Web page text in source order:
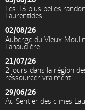
Les 13 plus belles
Laurentides
02/08/26
Auberge du Vieux-
Lanaudière
21/07/26
2 jours dans la région
ressourcer vraiment
29/06/26
Au Sentier des cimes